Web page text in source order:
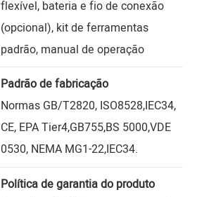
flexível, bateria e fio de conexão
(opcional), kit de ferramentas
padrão, manual de operação
Padrão de fabricação
Normas GB/T2820, ISO8528,IEC34,
CE, EPA Tier4,GB755,BS 5000,VDE
0530, NEMA MG1-22,IEC34.
Política de garantia do produto